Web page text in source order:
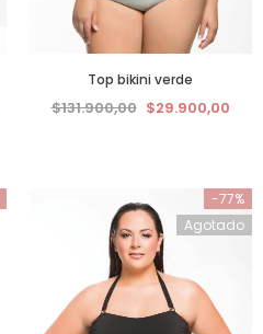
Top bikini verde
$131.900,00 $29.900,00
-77%
Agotado